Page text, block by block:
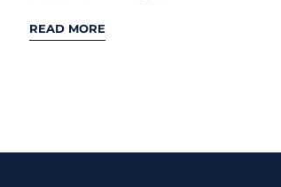
READ MORE